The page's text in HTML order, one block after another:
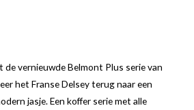
vernieuwde Belmont Plus serie van
het Franse Delsey terug naar een
jasje. Een koffer serie met alle